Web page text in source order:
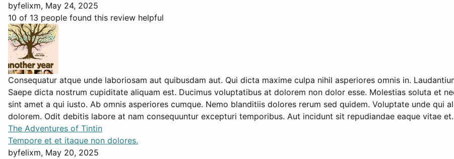
byfelixm, May 24, 2025
10 of 13 people found this review helpful
Consequatur atque unde laboriosam aut quibusdam aut. Qui dicta maxime culpa nihil asperiores omnis in.
Saepe dicta nostrum cupiditate aliquam est. Ducimus voluptatibus at dolorem non dolor esse. Molestias soluta et
sint amet a qui iusto. Ab omnis asperiores cumque. Nemo blanditiis dolores rerum sed quidem. Voluptate unde qui
dolorem. Odit debitis labore at nam consequuntur excepturi temporibus. Aut incidunt sit repudiandae eaque vitae
The Adventures of Tintin
Tempore et et itaque non dolores.
byfelixm, May 20, 2025